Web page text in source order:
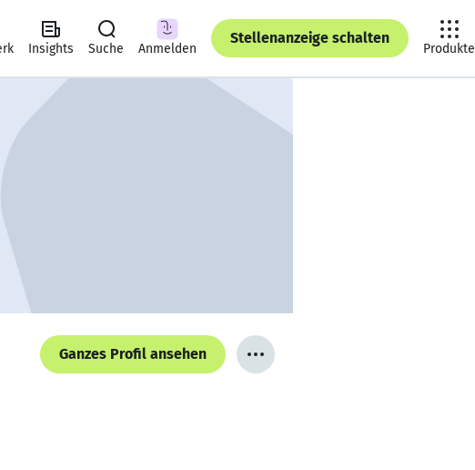
Insights Suche Anmelden
Stellenanzeige schalten
Produkte
Ganzes Profil ansehen